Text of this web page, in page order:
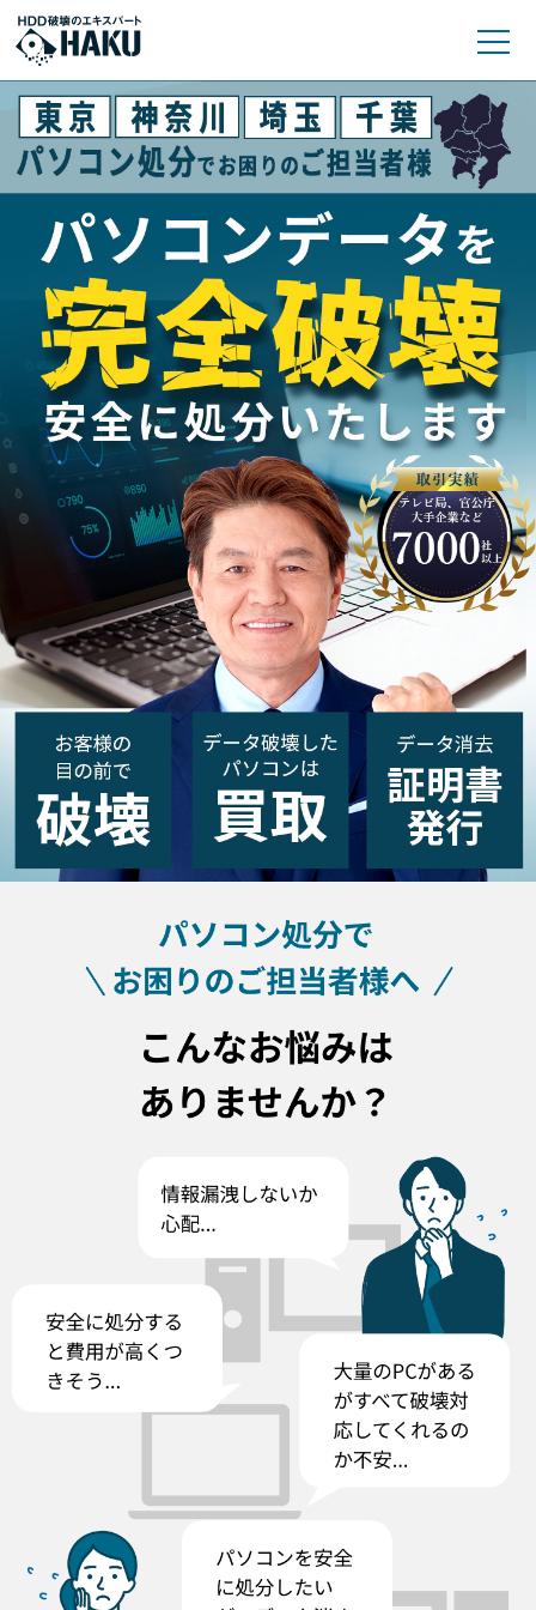
HDD・SSD物理破壊・データ消去サービス｜¥1,540〜・証明書即日発